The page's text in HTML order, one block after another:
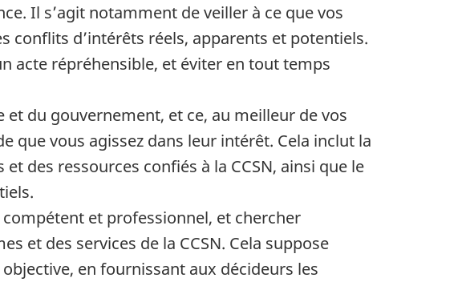
Il s’agit notamment de veiller à ce que vos
conflits d’intérêts réels, apparents et potentiels.
acte répréhensible, et éviter en tout temps
et du gouvernement, et ce, au meilleur de vos
que vous agissez dans leur intérêt. Cela inclut la
des ressources confiés à la CCSN, ainsi que le
et professionnel, et chercher
et des services de la CCSN. Cela suppose
en fournissant aux décideurs les